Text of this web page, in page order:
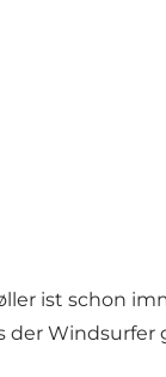
ist schon
der